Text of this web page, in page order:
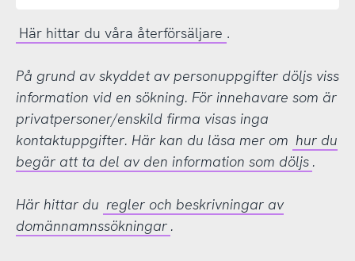
Här hittar du våra återförsäljare .
På grund av skyddet av personuppgifter döljs viss
information vid en sökning. För innehavare som är
privatpersoner/enskild firma visas inga
kontaktuppgifter. Här kan du läsa mer om hur du
begär att ta del av den information som döljs .
Här hittar du regler och beskrivningar av
domännamnssökningar .